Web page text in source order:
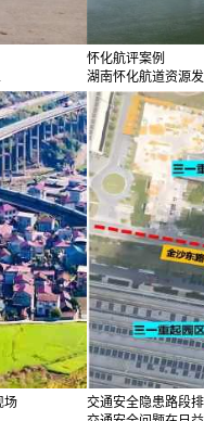
怀化航评案例
湖南怀化航道资源
场
交通安全隐患路段